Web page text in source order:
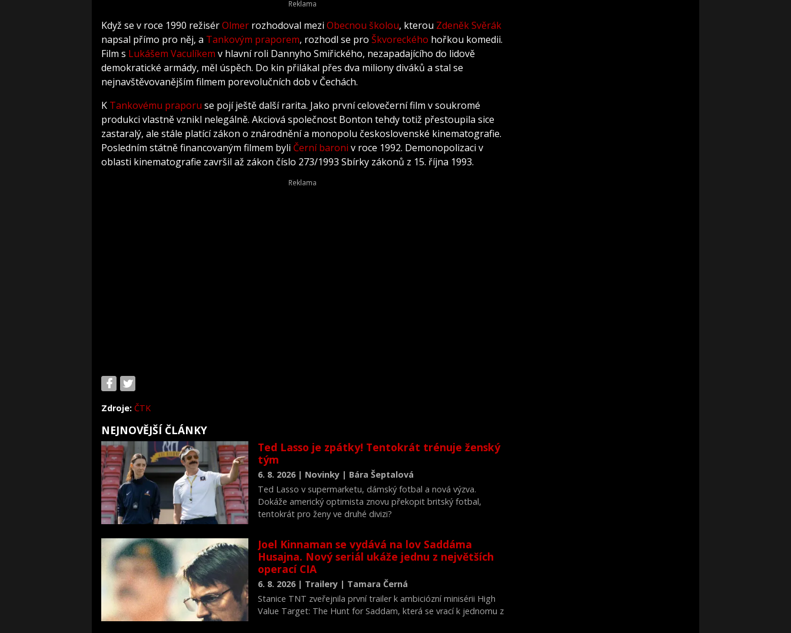
Když se v roce 1990 režisérOlmer rozhodoval mezi Obecnou školou, kterou Zdeněk Svěrák
napsal přímo pro něj, a Tankovým praporem, rozhodl se pro Škvoreckého hořkou komedii.
Film s Lukášem Vaculíkem v hlavní roli Dannyho Smiřického, nezapadajícího do lidově
demokratické armády, měl úspěch. Do kin přilákal přes dva miliony diváků a stal se
nejnavštěvovanějším filmem porevolučních dob v Čechách.
K Tankovému praporu se pojí ještě další rarita. Jako první celovečerní film v soukromé
produkci vlastně vznikl nelegálně. Akciová společnost Bonton tehdy totiž přestoupila sice
zastaralý, ale stále platící zákon o znárodnění a monopolu československé kinematografie.
Posledním státně financovaným filmem byli Černí baroni v roce 1992. Demonopolizaci v
oblasti kinematografie završil až zákon číslo 273/1993 Sbírky zákonů z 15. října 1993.
Zdroje: ČTK
NEJNOVĚJŠÍ ČLÁNKY
Ted Lasso je zpátky! Tentokrát trénuje ženský
tým
6. 8. 2026 | Novinky | Bára Šeptalová
Ted Lasso v supermarketu, dámský fotbal a nová výzva.
Dokáže americký optimista znovu překopit britský fotbal,
tentokrát pro ženy ve druhé divizi?
Joel Kinnaman se vydává na lov Saddáma
Husajna. Nový seriál ukáže jednu z největších
operací CIA
6. 8. 2026 | Trailery | Tamara Černá
Stanice TNT zveřejnila první trailer k ambiciózní minisérii High
Value Target: The Hunt for Saddam, která se vrací k jednomu z